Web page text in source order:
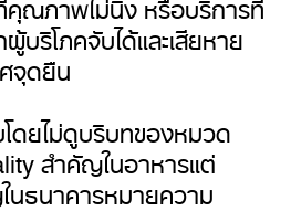
บริโภคจับได้และเสียหาย
จุดยืน
ดยไม่ดูบริบทของหมวด
สำคัญในอาหารแต่
ธนาคารหมายความ